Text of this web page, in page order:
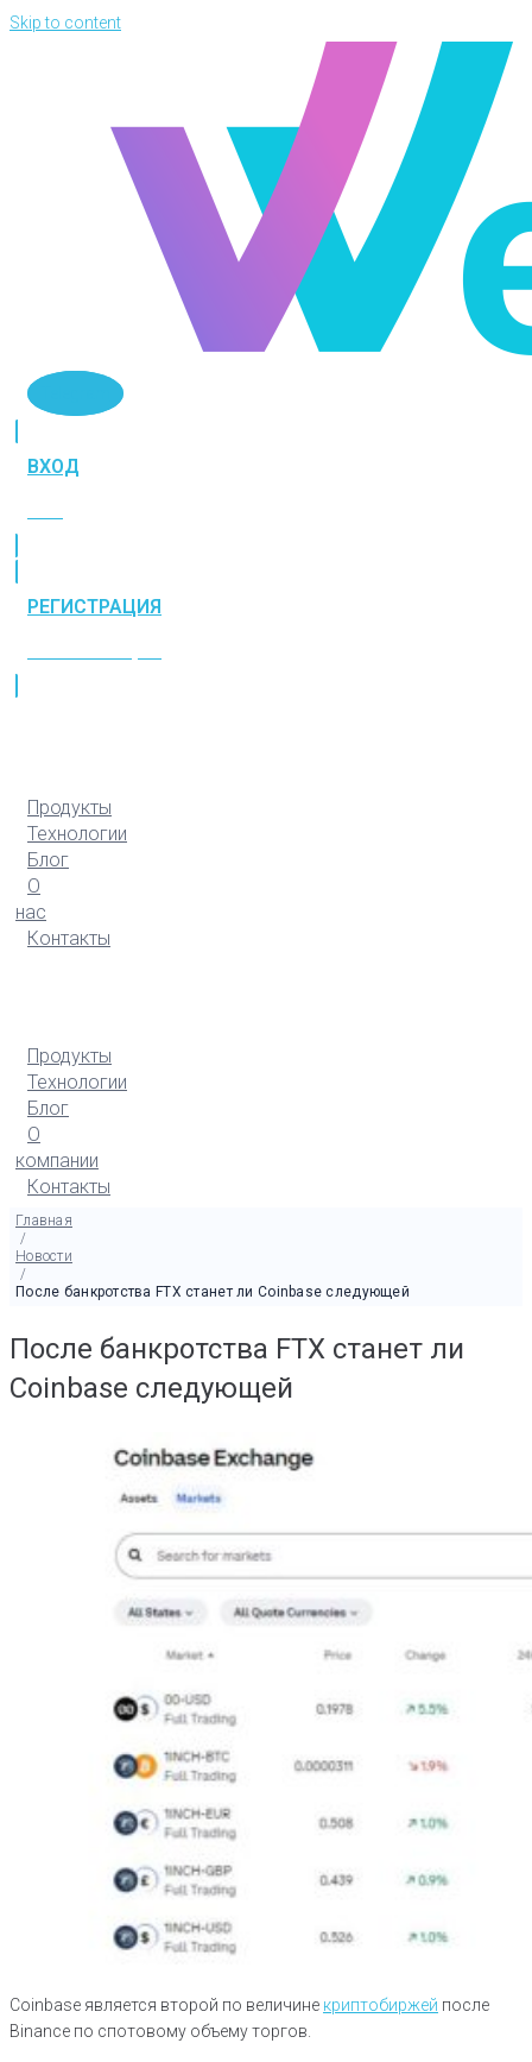
Skip to content
ВХОД
РЕГИСТРАЦИЯ
Продукты
Технологии
Блог
О
нас
Контакты
Продукты
Технологии
Блог
О
компании
Контакты
Главная
/
Новости
/
После банкротства FTX станет ли Coinbase следующей
После банкротства FTX станет ли
Coinbase следующей
Coinbase является второй по величине криптобиржей после
Binance по спотовому объему торгов.